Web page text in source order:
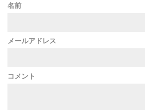
名前
メールアドレス
コメント